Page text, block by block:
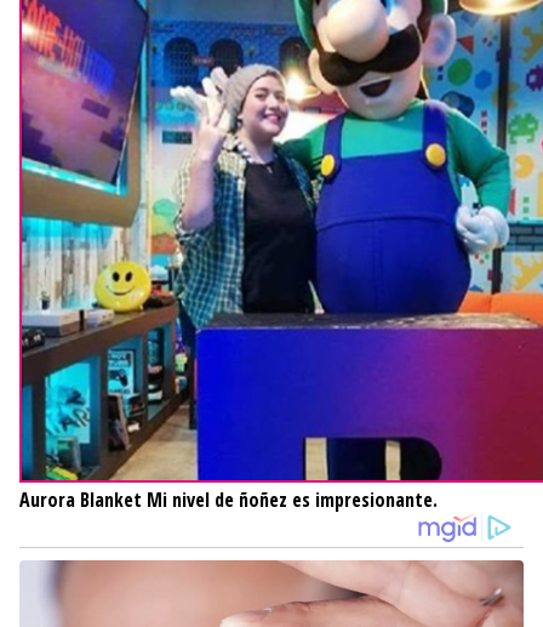
Aurora Blanket Mi nivel de ñoñez es impresionante.